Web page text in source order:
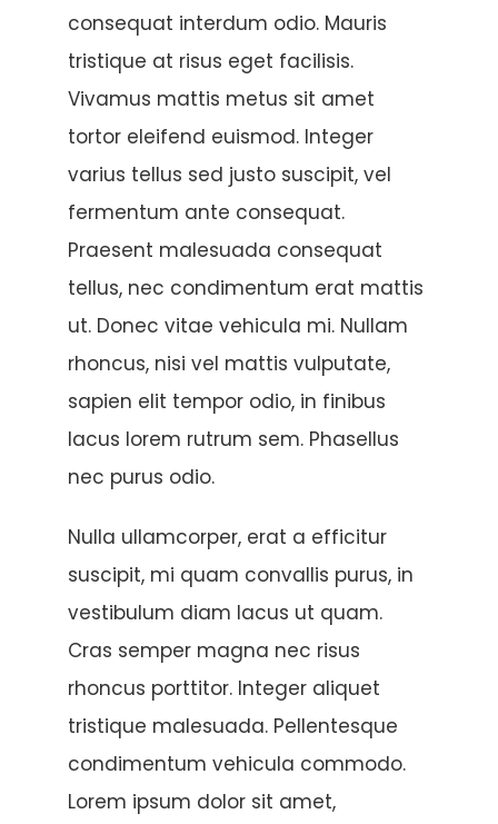
consequat interdum odio. Mauris
tristique at risus eget facilisis.
Vivamus mattis metus sit amet
tortor eleifend euismod. Integer
varius tellus sed justo suscipit, vel
fermentum ante consequat.
Praesent malesuada consequat
tellus, nec condimentum erat mattis
ut. Donec vitae vehicula mi. Nullam
rhoncus, nisi vel mattis vulputate,
sapien elit tempor odio, in finibus
lacus lorem rutrum sem. Phasellus
nec purus odio.
Nulla ullamcorper, erat a efficitur
suscipit, mi quam convallis purus, in
vestibulum diam lacus ut quam.
Cras semper magna nec risus
rhoncus porttitor. Integer aliquet
tristique malesuada. Pellentesque
condimentum vehicula commodo.
Lorem ipsum dolor sit amet,